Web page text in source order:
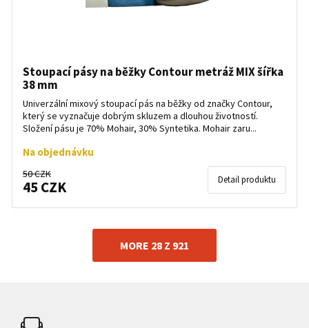
Stoupací pásy na běžky Contour metráž MIX šířka
38 mm
Univerzální mixový stoupací pás na běžky od značky Contour,
který se vyznačuje dobrým skluzem a dlouhou životností.
Složení pásu je 70% Mohair, 30% Syntetika. Mohair zaru...
Na objednávku
50 CZK
45 CZK Detail produktu
MORE 28 Z 921